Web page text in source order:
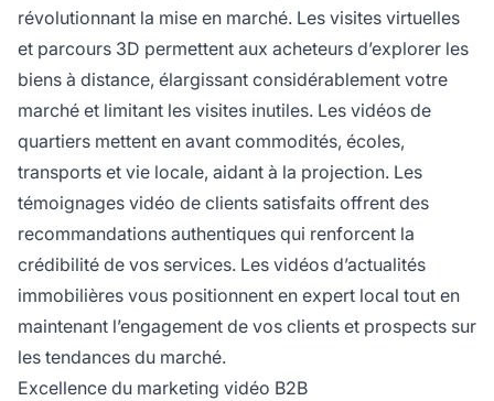
révolutionnant la mise en marché. Les visites virtuelles
et parcours 3D permettent aux acheteurs d’explorer les
biens à distance, élargissant considérablement votre
marché et limitant les visites inutiles. Les vidéos de
quartiers mettent en avant commodités, écoles,
transports et vie locale, aidant à la projection. Les
témoignages vidéo de clients satisfaits offrent des
recommandations authentiques qui renforcent la
crédibilité de vos services. Les vidéos d’actualités
immobilières vous positionnent en expert local tout en
maintenant l’engagement de vos clients et prospects sur
les tendances du marché.
Excellence du marketing vidéo B2B